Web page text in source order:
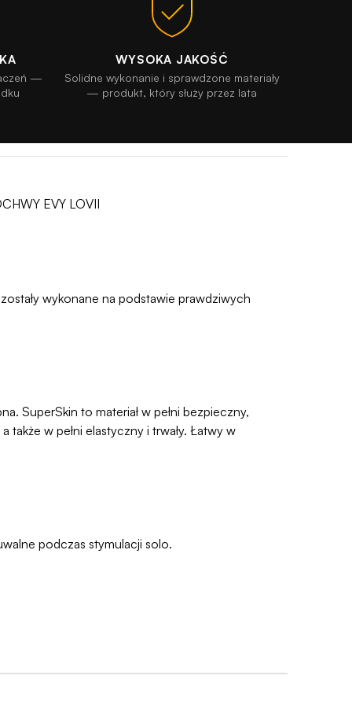
—
WYSOKA JAKOŚĆ
Solidne wykonanie i sprawdzone materiały
— produkt, który służy przez lata
EVY LOVII
wykonane na podstawie prawdziwych
SuperSkin to materiał w pełni bezpieczny,
w pełni elastyczny i trwały. Łatwy w
podczas stymulacji solo.